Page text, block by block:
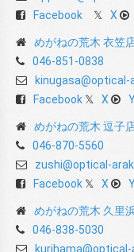
Facebook
X
めがねの荒木 衣笠
046-851-0838
kinugasa@optical-
Facebook
X
めがねの荒木 逗子
046-870-5560
zushi@optical-
Facebook
X
めがねの荒木 久里
046-838-5030
kurihama@optical-